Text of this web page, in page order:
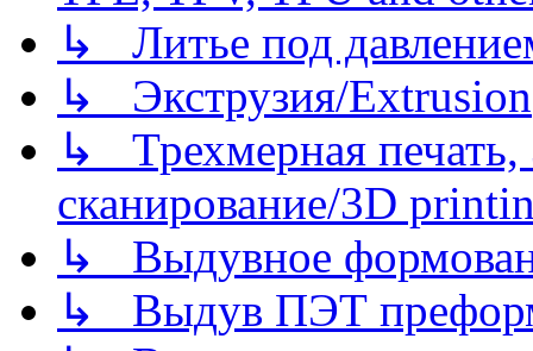
↳ Литье под
↳ Экструзия/Extrusion
↳ Трехмерная
сканирование/3D
↳ Выдувное
↳ Выдув ПЭТ